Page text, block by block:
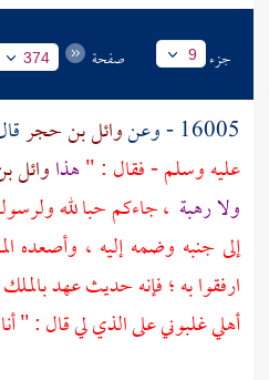
جزء 9 صفحة 374
16005 - وعن وائل بن حجر
عليه وسلم - فقال : "هذاوائل
ولا رهبة ، جاءكم حبا لله
إلى جنبه وضمه إليه ، وأصعده
ارفقوا به ؛ فإنه حديث عهد
أهلي غلبوني على الذي لي قال : "